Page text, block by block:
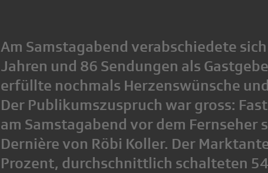
Am Samstagabend verabschiedete
Jahren und 86 Sendungen als
erfüllte nochmals Herzenswünsche
Der Publikumszuspruch war gross:
am Samstagabend vor dem Fernseher
Dernière von Röbi Koller. Der
Prozent, durchschnittlich schalteten